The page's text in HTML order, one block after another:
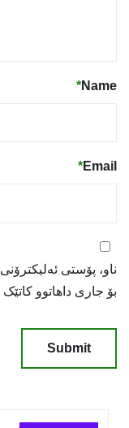
Name
*
Email
*
ناو، پۆستی
بۆ جاری داهاتوو